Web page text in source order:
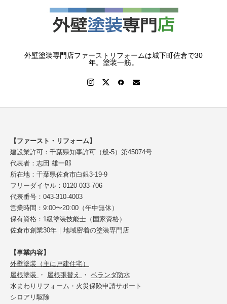
外壁塗装専門店ファーストリフォームは城下町佐倉で30
年。塗装一筋。
【ファースト・リフォーム】
建設業許可：千葉県知事許可（般-5）第45074号
代表者：志田 雄一郎
所在地：千葉県佐倉市白銀3-19-9
フリーダイヤル：0120-033-706
代表番号：043-310-4003
営業時間：9:00〜20:00（年中無休）
保有資格：1級塗装技能士（国家資格）
佐倉市創業30年｜地域密着の塗装専門店
【事業内容】
外壁塗装（主に戸建住宅）
屋根塗装
・ 屋根張替え ・ ベランダ防水
水まわりリフォーム・火災保険申請サポート
シロアリ駆除